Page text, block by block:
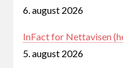
6. august 2026
InFact for Nettavisen
5. august 2026